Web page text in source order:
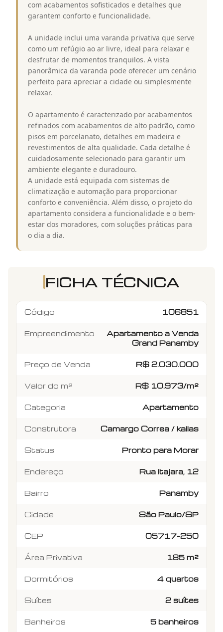
com acabamentos sofisticados e detalhes que
garantem conforto e funcionalidade.
A unidade inclui uma varanda privativa que serve
como um refúgio ao ar livre, ideal para relaxar e
desfrutar de momentos tranquilos. A vista
panorâmica da varanda pode oferecer um cenário
perfeito para apreciar a cidade ou simplesmente
relaxar.
O apartamento é caracterizado por acabamentos
refinados com acabamentos de alto padrão, como
pisos em porcelanato, detalhes em madeira e
revestimentos de alta qualidade. Cada detalhe é
cuidadosamente selecionado para garantir um
ambiente elegante e duradouro.
A unidade está equipada com sistemas de
climatização e automação para proporcionar
conforto e conveniência. Além disso, o projeto do
apartamento considera a funcionalidade e o bem-
estar dos moradores, com soluções práticas para
o dia a dia.
FICHA TÉCNICA
Código 106851
Empreendimento
Apartamento a Venda
Grand Panamby
Preço de Venda R$ 2.030.000
Valor do m² R$ 10.973/m²
Categoria Apartamento
Construtora Camargo Correa / kallas
Status Pronto para Morar
Endereço Rua Itajara, 12
Bairro Panamby
Cidade São Paulo/SP
CEP 05717-250
Área Privativa 185 m²
Dormitórios 4 quartos
Suítes 2 suítes
Banheiros 5 banheiros